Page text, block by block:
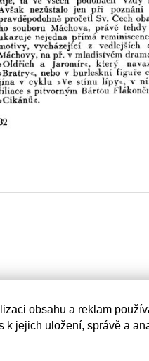
obsahu a reklam
k jejich uložení, správě a